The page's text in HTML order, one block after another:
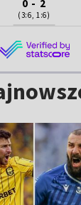
0 - 2
(3:6, 1:6)